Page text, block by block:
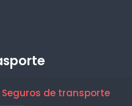
Seguros de transporte